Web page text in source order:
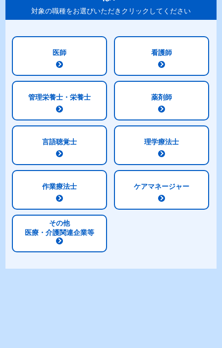
紹介動画
「明治メイバランスZパックシリーズ 紹介動
商品特長
対象の職種をお選びいただきクリックしてください
医師 看護師
管理栄養士・栄養士 薬剤師
言語聴覚士 理学療法士
作業療法士 ケアマネージャー
その他
医療・介護関連企業等